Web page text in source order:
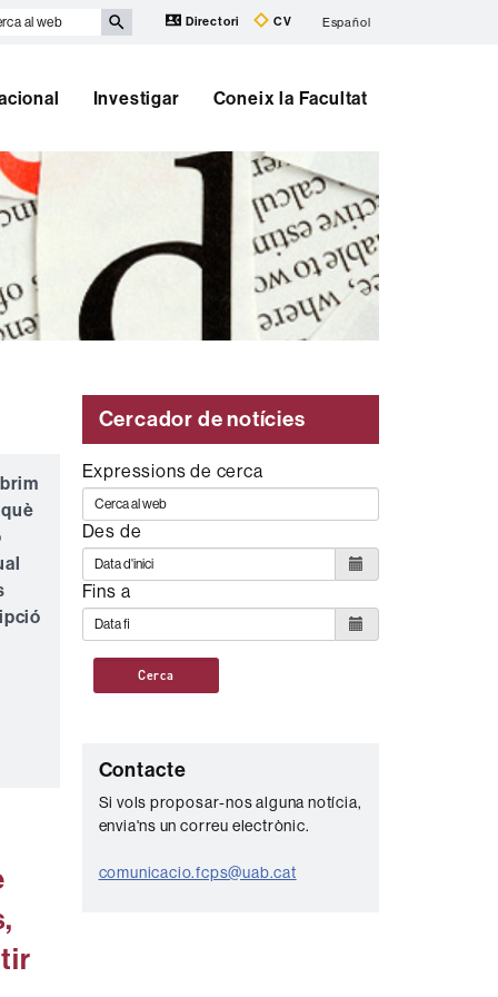
Directori CV Español
Investigar Coneix la Facultat
Cercador de notícies
Expressions de cerca
Des de
Fins a
Cerca
C
o
n
t
Contacte
Si vols proposar-nos alguna notícia,
envia'ns un correu electrònic.
comunicacio.fcps@uab.cat